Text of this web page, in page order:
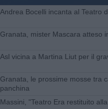
Andrea Bocelli incanta al Teatro
Granata, mister Mascara atteso
Asl vicina a Martina Liut per il
Granata, le prossime mosse tra
panchina
Massini, "Teatro Era restituito